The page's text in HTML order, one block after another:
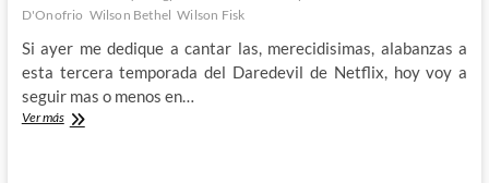
D'Onofrio Wilson Bethel Wilson Fisk
Si ayer me dedique a cantar las, merecidisimas, alabanzas a
esta tercera temporada del Daredevil de Netflix, hoy voy a
seguir mas o menos en…
Ver másDaredevil